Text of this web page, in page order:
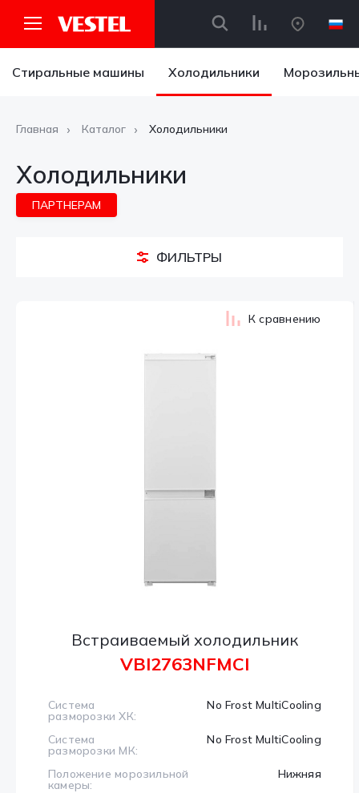
Стиральные машины Холодильники
Главная Каталог Холодильники
Холодильники
ПАРТНЕРАМ
ФИЛЬТРЫ
Встраиваемый холодильник
VBI2763NFMCI
Система
разморозки ХК:
No Frost MultiCooling
Система
разморозки МК:
No Frost MultiCooling
Положение морозильной
камеры:
Нижняя
К сравнению